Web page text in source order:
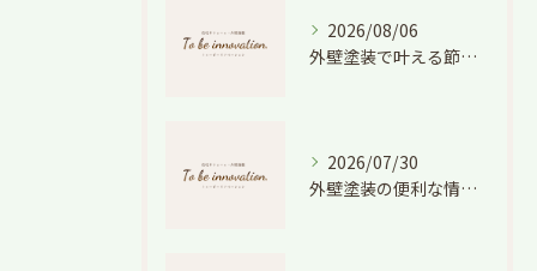
2026/08/06
外壁塗装で叶える節電効果と愛知県の相場や色選びのポイントを徹底解説
2026/07/30
外壁塗装の便利な情報と失敗しない色や費用判断のコツを徹底解説